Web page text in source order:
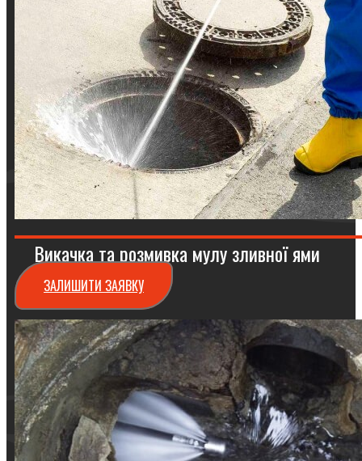
Викачка та розмивка мулу зливної ями
ЗАЛИШИТИ ЗАЯВКУ